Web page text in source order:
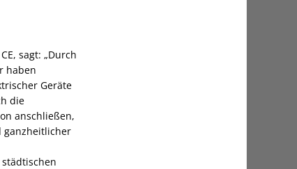
sagt: „Durch
haben
Geräte
die
anschließen,
ganzheitlicher
städtischen